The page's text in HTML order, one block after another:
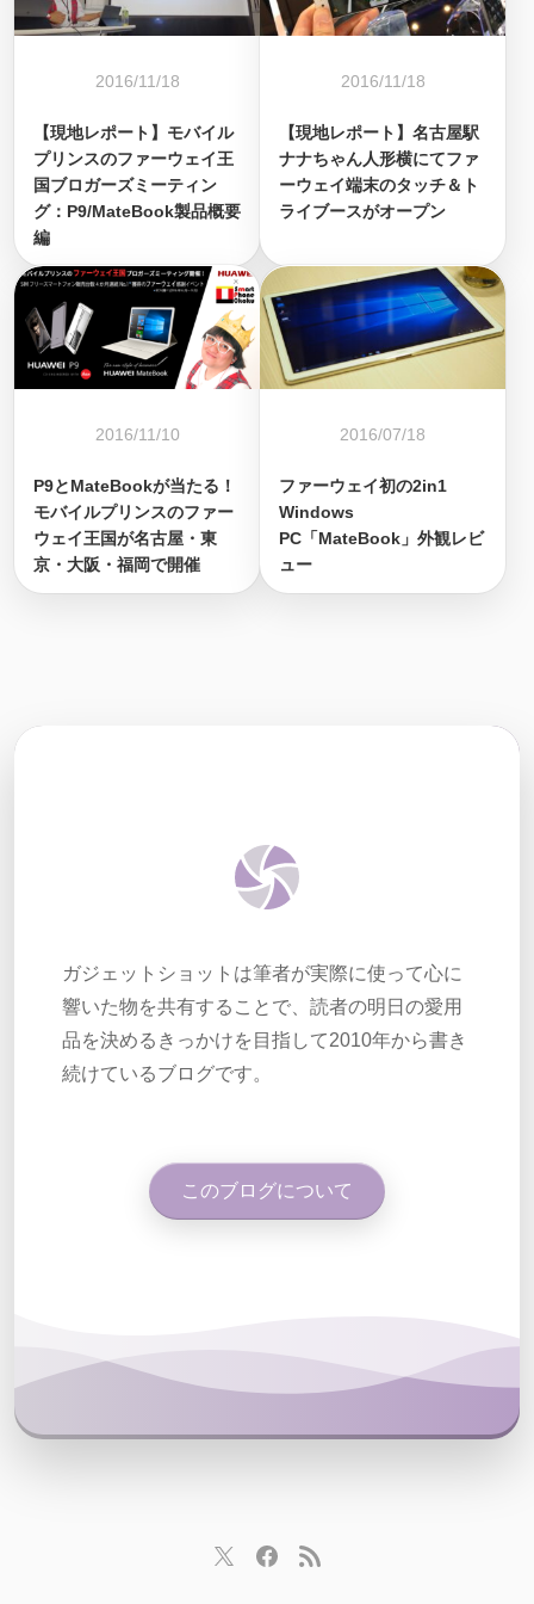
2016/11/18
【現地レポート】モバイル
プリンスのファーウェイ王
国ブロガーズミーティン
グ：P9/MateBook製品概要
編
2016/11/18
【現地レポート】名古屋駅
ナナちゃん人形横にてファ
ーウェイ端末のタッチ＆ト
ライブースがオープン
2016/11/10
P9とMateBookが当たる！
モバイルプリンスのファー
ウェイ王国が名古屋・東
京・大阪・福岡で開催
2016/07/18
ファーウェイ初の2in1
Windows
PC「MateBook」外観レビ
ュー
ガジェットショットは筆者が実際に使って心に
響いた物を共有することで、読者の明日の愛用
品を決めるきっかけを目指して2010年から書き
続けているブログです。
このブログについて